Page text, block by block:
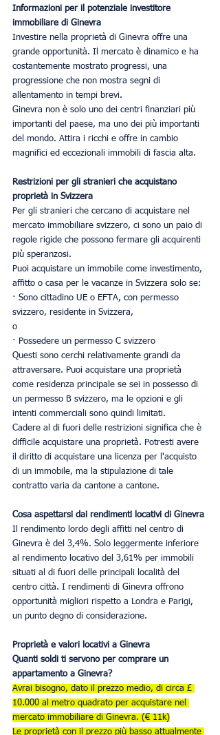
Informazioni per il potenziale investitore
immobiliare di Ginevra
Investire nella proprietà di Ginevra offre una
grande opportunità. Il mercato è dinamico e ha
costantemente mostrato progressi, una
progressione che non mostra segni di
allentamento in tempi brevi.
Ginevra non è solo uno dei centri finanziari più
importanti del paese, ma uno dei più importanti
del mondo. Attira i ricchi e offre in cambio
magnifici ed eccezionali immobili di fascia alta.
Restrizioni per gli stranieri che acquistano
proprietà in Svizzera
Per gli stranieri che cercano di acquistare nel
mercato immobiliare svizzero, ci sono un paio di
regole rigide che possono fermare gli acquirenti
più speranzosi.
Puoi acquistare un immobile come investimento,
affitto o casa per le vacanze in Svizzera solo se:
· Sono cittadino UE o EFTA, con permesso
svizzero, residente in Svizzera,
o
· Possedere un permesso C svizzero
Questi sono cerchi relativamente grandi da
attraversare. Puoi acquistare una proprietà
come residenza principale se sei in possesso di
un permesso B svizzero, ma le opzioni e gli
intenti commerciali sono quindi limitati.
Cadere al di fuori delle restrizioni significa che è
difficile acquistare una proprietà. Potresti avere
il diritto di acquistare una licenza per l'acquisto
di un immobile, ma la stipulazione di tale
contratto varia da cantone a cantone.
Cosa aspettarsi dai rendimenti locativi di Ginevra
Il rendimento lordo degli affitti nel centro di
Ginevra è del 3,4%. Solo leggermente inferiore
al rendimento locativo del 3,61% per immobili
situati al di fuori delle principali località del
centro città. I rendimenti di Ginevra offrono
opportunità migliori rispetto a Londra e Parigi,
un punto degno di considerazione.
Proprietà e valori locativi a Ginevra
Quanti soldi ti servono per comprare un
appartamento a Ginevra?
Avrai bisogno, dato il prezzo medio, di circa £
10.000 al metro quadrato per acquistare nel
mercato immobiliare di Ginevra. (€ 11k)
Le proprietà con il prezzo più basso attualmente